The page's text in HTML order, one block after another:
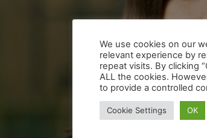
We use cookies on our
relevant experience by
repeat visits. By clicking
ALL the cookies.
to provide a controlled
Cookie Settings OK